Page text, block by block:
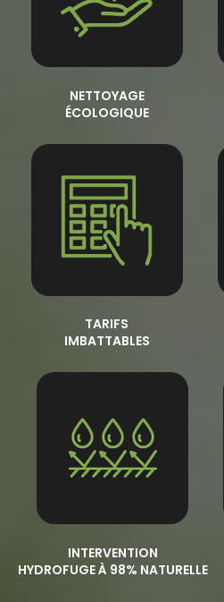
NETTOYAGE
ÉCOLOGIQUE
TARIFS
IMBATTABLES
INTERVENTION
HYDROFUGE À 98% NATURELLE